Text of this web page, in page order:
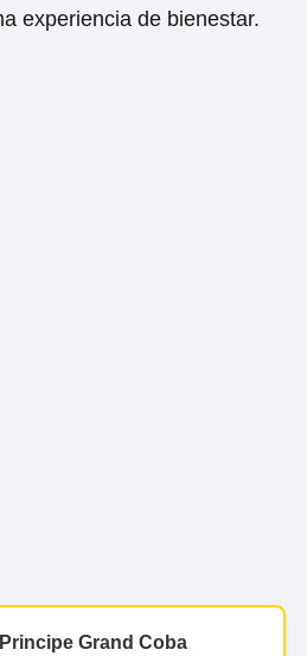
experiencia de bienestar.
Grand Coba